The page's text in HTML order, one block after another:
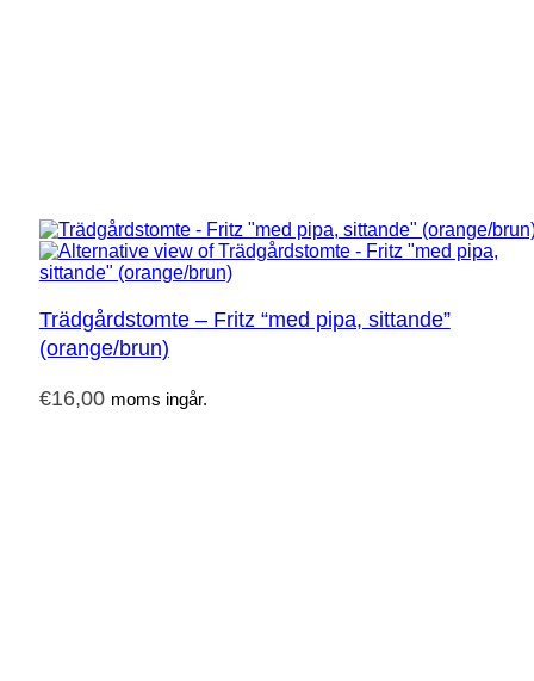
Trädgårdstomte – Fritz “med pipa, sittande”
(orange/brun)
€16,00 moms ingår.